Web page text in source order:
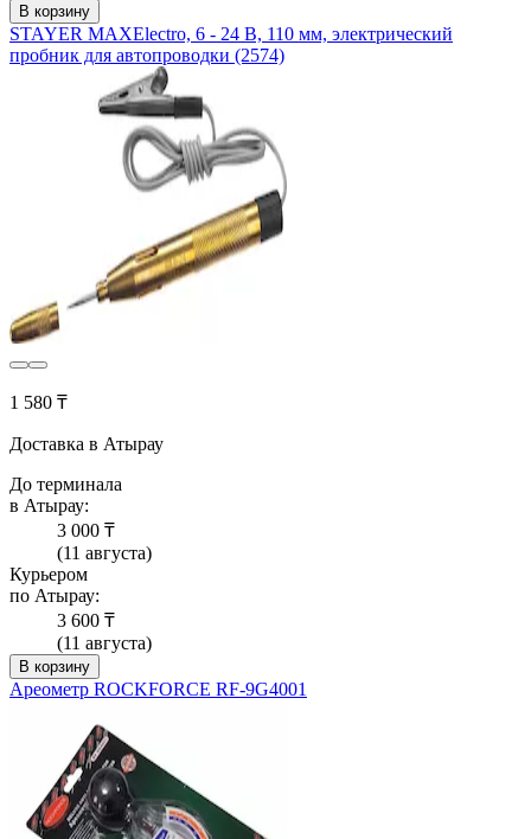
В корзину
STAYER MAXElectro, 6 - 24 В, 110 мм, электрический
пробник для автопроводки (2574)
1 580 ₸
Доставка в Атырау
До терминала
в Атырау:
3 000 ₸
(11 августа)
Курьером
по Атырау:
3 600 ₸
(11 августа)
В корзину
Ареометр ROCKFORCE RF-9G4001